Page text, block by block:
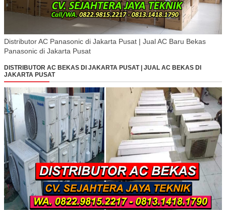
Distributor AC Panasonic di Jakarta Pusat | Jual AC Baru Bekas
Panasonic di Jakarta Pusat
DISTRIBUTOR AC BEKAS DI JAKARTA PUSAT | JUAL AC BEKAS DI
JAKARTA PUSAT